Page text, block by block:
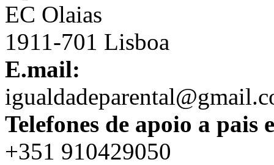
EC Olaias
1911-701 Lisboa
E.mail:
Telefones de apoio a pais
+351 910429050